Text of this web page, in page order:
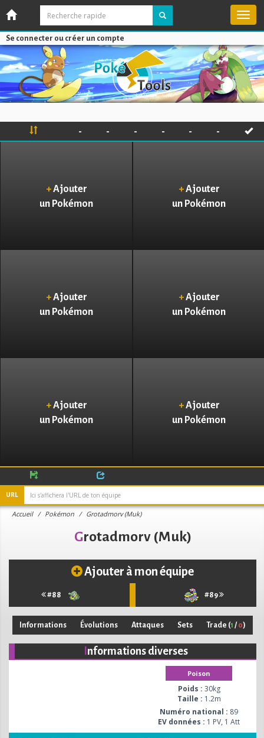
la
Se connecter ou créer un compte
- - - - - -
+Ajouter
un Pokémon
+Ajouter
un Pokémon
+Ajouter
un Pokémon
+Ajouter
un Pokémon
+Ajouter
un Pokémon
+Ajouter
un Pokémon
URL
Accueil Pokémon Grotadmorv (Muk)
Grotadmorv (Muk)
Ajouter à mon équipe
#88 #89
Informations Évolutions Attaques Sets Trade (1 / 0)
Informations diverses
Poison
Poids : 30kg
Taille : 1.2m
Numéro national : 89
EV données : 1 PV, 1 Att